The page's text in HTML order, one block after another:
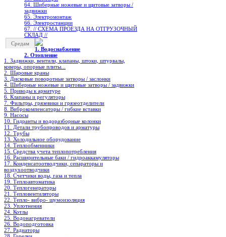
64. Шиберные ножевые и щитовые затворы /
задвижки
65. Электромонтаж
66. Электростанции
67. // СХЕМА ПРОЕЗДА НА ОТГРУЗОЧНЫЙ
СКЛАД //
Средам
1. Водоснабжение
2. Отопление
1. Задвижки, вентили, клапаны, штоки, штурвалы,
коверы, опорные плиты...
2. Шаровые краны
3. Дисковые поворотные затворы / заслонки
4. Шиберные ножевые и щитовые затворы / задвижки
5. Приводы к арматуре
6. Клапаны и регуляторы
7. Фильтры, грязевики и грязеотделители
8. Виброкомпенсаторы / гибкие вставки
9. Насосы
10. Гидранты и водоразборные колонки
11. Детали трубопроводов и арматуры
12. Трубы
13. Холодильное oборудование
14. Теплообменники
15. Средства учета теплопотребления
16. Расширительные баки / гидроаккамуляторы
17. Конденсатоотводчики, сепараторы и
воздухоотводчики
18. Счетчики воды, газа и тепла
19. Теплоавтоматика
20. Теплогенераторы
21. Тепловентиляторы
22. Тепло- вибро- шумоизоляция
23. Уплотнения
24. Котлы
25. Водонагреватели
26. Водоподготовка
27. Радиаторы